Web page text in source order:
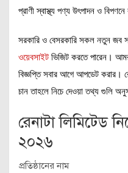
প্রাণী স্বাস্থ্য পণ্য উৎপাদন ও
সরকারি ও বেসরকারি সকল নতুন জব
ওয়েবসাইট ভিজিট করতে পারেন।
বিজ্ঞপ্তি সবার আগে আপডেট করার।
চান তাহলে নিচে দেওয়া তথ্য গুলি
রেনাটা লিমিটেড
২০২৬
প্রতিষ্ঠানের নাম